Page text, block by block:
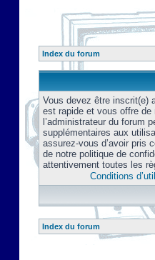
Index du forum
Vous devez être inscrit(e)
est rapide et vous offre de
l’administrateur du forum
supplémentaires aux
assurez-vous d’avoir pris
de notre politique de
attentivement toutes les
Conditions
Index du forum